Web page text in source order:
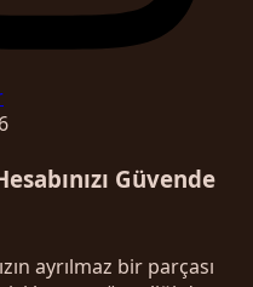
Güvende
ayrılmaz bir parçası